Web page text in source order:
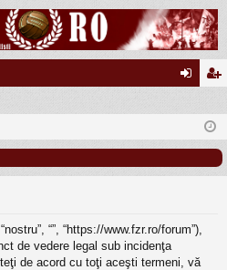
eg
“”, “https://www.fzr.ro/forum”),
de vedere legal sub incidenţa
de acord cu toţi aceşti termeni, vă